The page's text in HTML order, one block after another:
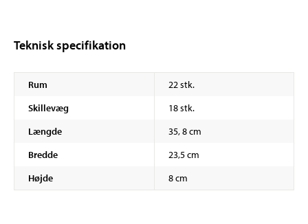
Teknisk specifikation
Rum
22 stk.
Skillevæg
18 stk.
Længde
35, 8 cm
Bredde
23,5 cm
Højde
8 cm